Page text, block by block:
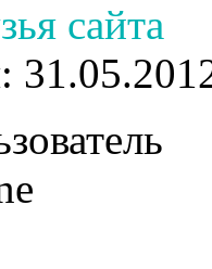
сайта